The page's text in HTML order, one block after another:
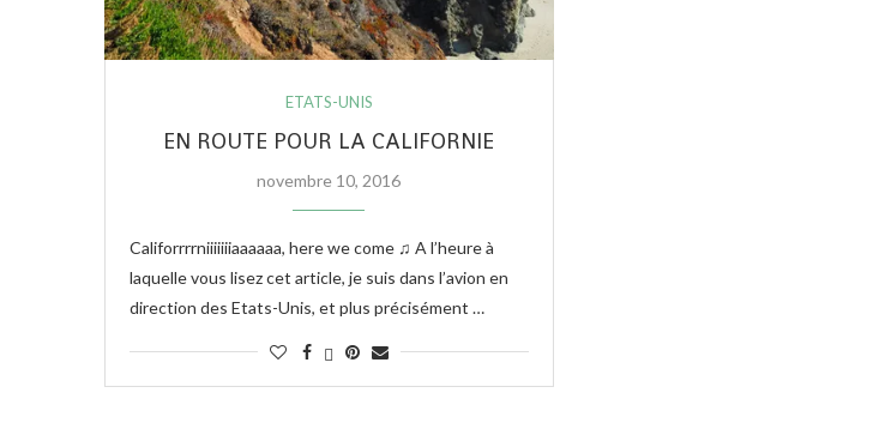
ETATS-UNIS
EN ROUTE POUR LA CALIFORNIE
novembre 10, 2016
Califorrrrniiiiiiiaaaaaa, here we come ♫ A l’heure à
laquelle vous lisez cet article, je suis dans l’avion en
direction des Etats-Unis, et plus précisément …